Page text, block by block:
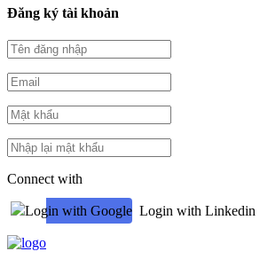
Đăng ký tài khoản
Connect with
Login with Google Login with Linkedin